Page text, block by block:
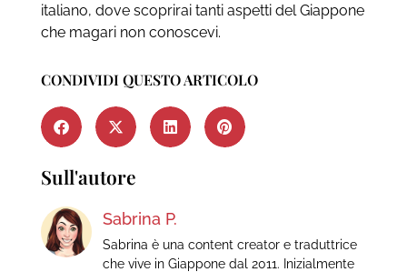
italiano, dove scoprirai tanti aspetti del Giappone
che magari non conoscevi.
CONDIVIDI QUESTO ARTICOLO
Sull'autore
Sabrina P.
Sabrina è una content creator e traduttrice
che vive in Giappone dal 2011. Inizialmente